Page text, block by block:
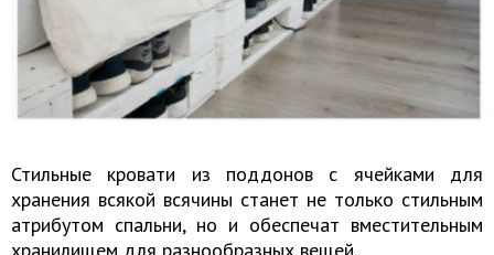
Стильные кровати из поддонов с ячейками для
хранения всякой всячины станет не только стильным
атрибутом спальни, но и обеспечат вместительным
хранилищем для разнообразных вещей.